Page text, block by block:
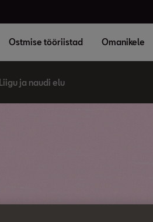
Ostmise tööriistad Omanikele
Liigu ja naudi elu